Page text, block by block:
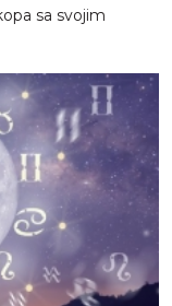
sa svojim